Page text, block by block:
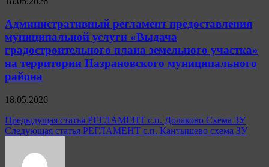
Административный регламент предоставления
муниципальной услуги «Выдача
градостроительного плана земельного участка»
на территории Назрановского муниципального
района
18.05.2026
Навигация
по
записям
Предыдущая статья РЕГЛАМЕНТ с.п. Долаково Схема ЗУ
Следующая статья РЕГЛАМЕНТ с.п. Кантышево схема ЗУ